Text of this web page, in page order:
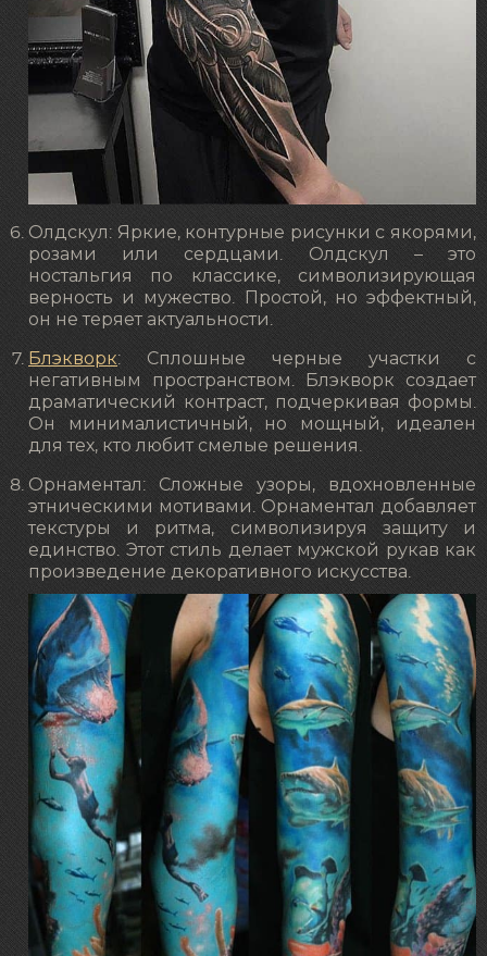
Олдскул: Яркие, контурные рисунки с якорями,
розами или сердцами. Олдскул – это
ностальгия по классике, символизирующая
верность и мужество. Простой, но эффектный,
он не теряет актуальности.
Блэкворк: Сплошные черные участки с
негативным пространством. Блэкворк создает
драматический контраст, подчеркивая формы.
Он минималистичный, но мощный, идеален
для тех, кто любит смелые решения.
Орнаментал: Сложные узоры, вдохновленные
этническими мотивами. Орнаментал добавляет
текстуры и ритма, символизируя защиту и
единство. Этот стиль делает мужской рукав как
произведение декоративного искусства.